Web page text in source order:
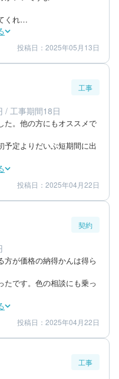
くれ
驚きました
かあると駆けつけました
金額感 5
投稿日：2025年05月13日
工事
/ 工事期間18日
た。他の方にもオススメで
予定よりだいぶ短期間に出
大変キレイな仕上がりに
仕上がり 5
投稿日：2025年04月22日
契約
方が価格の納得かんは得ら
たです。色の相談にも乗っ
して塗りや、傷んだとこ
頂いて大変よかったで
ろいろ教えてぬれました。
際見れなかったので）
金額感 5
投稿日：2025年04月22日
工事